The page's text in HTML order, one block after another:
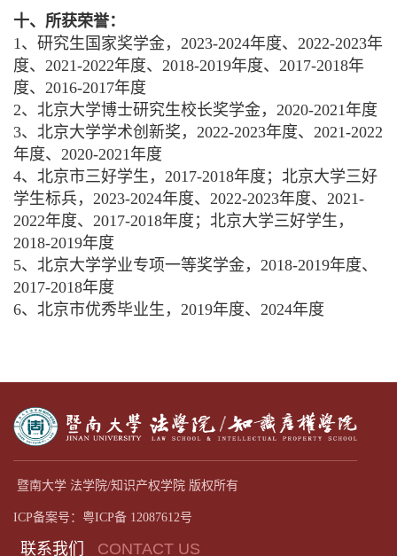
十、所获荣誉：
1、研究生国家奖学金，2023-2024年度、2022-2023年
度、2021-2022年度、2018-2019年度、2017-2018年
度、2016-2017年度
2、北京大学博士研究生校长奖学金，2020-2021年度
3、北京大学学术创新奖，2022-2023年度、2021-2022
年度、2020-2021年度
4、北京市三好学生，2017-2018年度；北京大学三好
学生标兵，2023-2024年度、2022-2023年度、2021-
2022年度、2017-2018年度；北京大学三好学生，
2018-2019年度
5、北京大学学业专项一等奖学金，2018-2019年度、
2017-2018年度
6、北京市优秀毕业生，2019年度、2024年度
暨南大学 法学院/知识产权学院 版权所有
ICP备案号：粤ICP备 12087612号
联系我们 CONTACT US